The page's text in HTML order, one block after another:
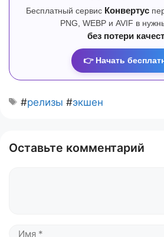
Бесплатный сервис Конвертус
PNG, WEBP и AVIF в
без потери
👉 Начать
#релизы #экшен
Оставьте комментарий
Имя